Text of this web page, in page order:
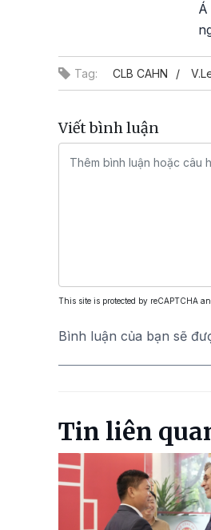
Á
Tag: CLB CAHN
Viết bình luận
This site is protected by reCAPTCHA
Bình luận của bạn sẽ
Tin liên